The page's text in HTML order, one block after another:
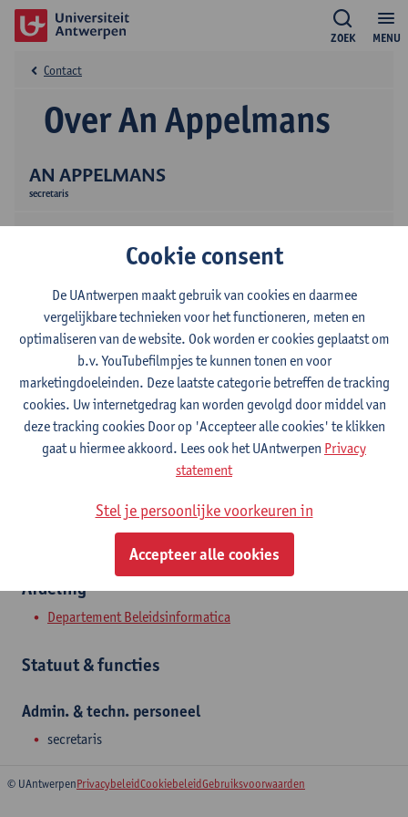
MENU
ZOEK
AN APPELMANS
secretaris
Over An Appelmans
Contact
Contact
Stadscampus
Toon e-mailadres
Tel.+3232654137
2000 Antwerpen, BEL
Afdeling
Departement Beleidsinformatica
Statuut & functies
Admin. & techn. personeel
secretaris
© UAntwerpenPrivacybeleidCookiebeleidGebruiksvoorwaarden
Cookie consent
De UAntwerpen maakt gebruik van cookies en daarmee
vergelijkbare technieken voor het functioneren, meten en
optimaliseren van de website. Ook worden er cookies geplaatst om
b.v. YouTubefilmpjes te kunnen tonen en voor
marketingdoeleinden. Deze laatste categorie betreffen de tracking
cookies. Uw internetgedrag kan worden gevolgd door middel van
deze tracking cookies Door op 'Accepteer alle cookies' te klikken
gaat u hiermee akkoord. Lees ook het UAntwerpen Privacy
statement
Stel je persoonlijke voorkeuren in
Accepteer alle cookies